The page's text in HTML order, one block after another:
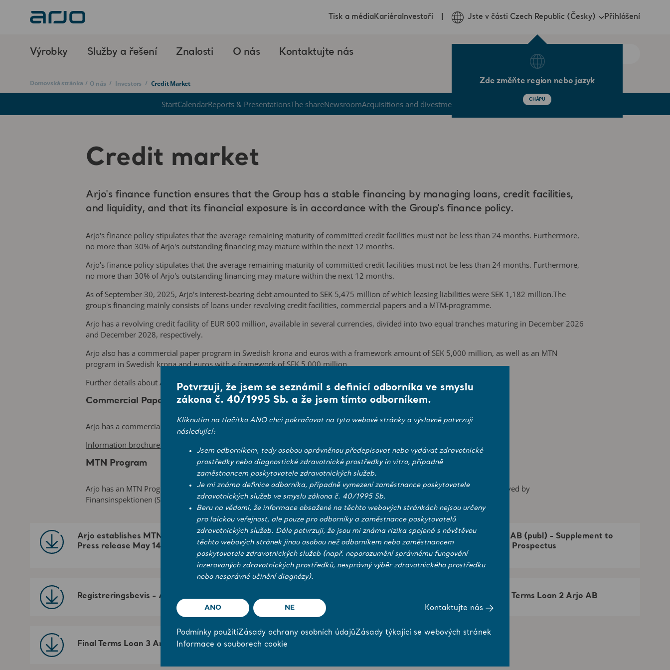
Výrobky Služby a řešení Znalosti O nás Kontaktujte nás
Tisk a médiaKariéraInvestoři Jste v části Czech Republic (Česky)
Zde změňte region nebo jazyk
CHÁPU
Přihlášení
Domovská stránka / O nás / Investors / Credit Market
StartCalendarReports & PresentationsThe shareNewsroomAcquisitions and divestments
Credit market
Arjo's finance function ensures that the Group has a stable financing by managing loans, credit facilities,
and liquidity, and that its financial exposure is in accordance with the Group's finance policy.
Arjo's finance policy stipulates that the average remaining maturity of committed credit facilities must not be less than 24 months. Furthermore,
no more than 30% of Arjo's outstanding financing may mature within the next 12 months.
Arjo's finance policy stipulates that the average remaining maturity of committed credit facilities must not be less than 24 months. Furthermore,
no more than 30% of Arjo's outstanding financing may mature within the next 12 months.
As of September 30, 2025, Arjo's interest-bearing debt amounted to SEK 5,475 million of which leasing liabilities were SEK 1,182 million.The
group's financing mainly consists of loans under revolving credit facilities, commercial papers and a MTM-programme.
Arjo has a revolving credit facility of EUR 600 million, available in several currencies, divided into two equal tranches maturing in December 2026
and December 2028, respectively.
Arjo also has a commercial paper program in Swedish krona and euros with a framework amount of SEK 5,000 million, as well as an MTN
program in Swedish krona and euros with a framework of SEK 5,000 million.
Further details about Arjo's financing and interest-bearing debt are available in the Group's annual report.
Commercial Paper Program
Arjo has a commercial paper program with a framework amount of SEK 5 billion.
Information brochure 2025
(in Swedish)
MTN Program
Arjo has an MTN Program (Medium Term Notes) with a framework amount of SEK 5 billion. The prospectus has been approved by
Finansinspektionen (Swedish Financial Supervisory Authority) and can also be found atwww.finansinspektionen.se
Arjo establishes MTN progam -
Press release May 14 2025
Arjo AB (publ) - Base Prospectus
for Medium Term Note Programme
2026
Arjo AB (publ) - Supplement to
Base Prospectus
Registreringsbevis - Arjo AB (publ) Final Terms Loan 2 Arjo AB
Final Terms Loan 3 Arjo AB
Potvrzuji, že jsem se seznámil s definicí odborníka ve smyslu
zákona č. 40/1995 Sb. a že jsem tímto odborníkem.
Kliknutím na tlačítko ANO chci pokračovat na tyto webové stránky a výslovně potvrzuji
následující:
Jsem odborníkem, tedy osobou oprávněnou předepisovat nebo vydávat zdravotnické
prostředky nebo diagnostické zdravotnické prostředky in vitro, případně
zaměstnancem poskytovatele zdravotnických služeb.
Je mi známa definice odborníka, případně vymezení zaměstnance poskytovatele
zdravotnických služeb ve smyslu zákona č. 40/1995 Sb.
Beru na vědomí, že informace obsažené na těchto webových stránkách nejsou určeny
pro laickou veřejnost, ale pouze pro odborníky a zaměstnance poskytovatelů
zdravotnických služeb. Dále potvrzuji, že jsou mi známa rizika spojená s návštěvou
těchto webových stránek jinou osobou než odborníkem nebo zaměstnancem
poskytovatele zdravotnických služeb (např. neporozumění správnému fungování
inzerovaných zdravotnických prostředků, nesprávný výběr zdravotnického prostředku
nebo nesprávné učinění diagnózy).
ANO NE Kontaktujte nás
Podmínky použitíZásady ochrany osobních údajůZásady týkající se webových stránek
Informace o souborech cookie